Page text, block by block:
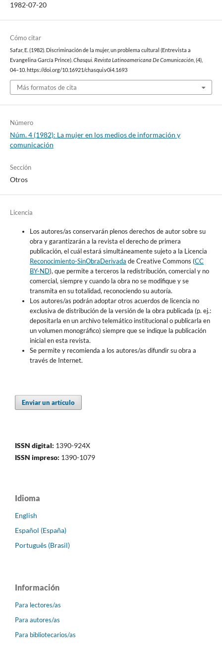
1982-07-20
Cómo citar
Safar, E. (1982). Discriminación de la mujer, un problema cultural (Entrevista a
Evangelina García Prince). Chasqui. Revista Latinoamericana De Comunicación, (4),
04–10. https://doi.org/10.16921/chasqui.v0i4.1693
Más formatos de cita
Número
Núm. 4 (1982): La mujer en los medios de información y
comunicación
Sección
Otros
Licencia
Los autores/as conservarán plenos derechos de autor sobre su
obra y garantizarán a la revista el derecho de primera
publicación, el cuál estará simultáneamente sujeto a la Licencia
Reconocimiento-SinObraDerivada de Creative Commons (CC
BY-ND), que permite a terceros la redistribución, comercial y no
comercial, siempre y cuando la obra no se modifique y se
transmita en su totalidad, reconociendo su autoría.
Los autores/as podrán adoptar otros acuerdos de licencia no
exclusiva de distribución de la versión de la obra publicada (p. ej.:
depositarla en un archivo telemático institucional o publicarla en
un volumen monográfico) siempre que se indique la publicación
inicial en esta revista.
Se permite y recomienda a los autores/as difundir su obra a
través de Internet.
Enviar un artículo
ISSN digital: 1390-924X
ISSN impreso: 1390-1079
Idioma
English
Español (España)
Português (Brasil)
Información
Para lectores/as
Para autores/as
Para bibliotecarios/as